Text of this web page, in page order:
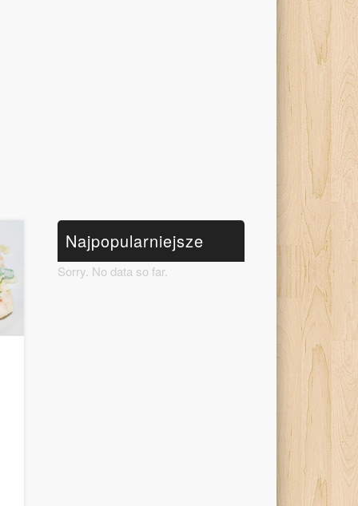
Najpopularniejsze
Sorry. No data so far.